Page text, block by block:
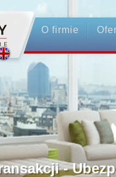
O firmie
-